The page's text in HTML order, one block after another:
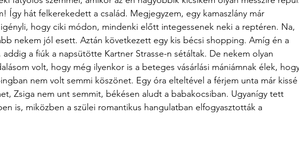
Így hát felkerekedett a család. Megjegyzem, egy kamaszlány már
hogy ciki módon, mindenki előtt integessenek neki a reptéren. Na,
nekem jól esett. Aztán következett egy kis bécsi shopping. Amíg én a
a fiúk a napsütötte Kartner Strasse-n sétáltak. De nekem olyan
volt, hogy még ilyenkor is a beteges vásárlási mániámnak élek,
nem volt semmi köszönet. Egy óra elteltével a férjem unta már kissé
Zsiga nem unt semmit, békésen aludt a babakocsiban. Ugyanígy tett
is, miközben a szülei romantikus hangulatban elfogyasztották a